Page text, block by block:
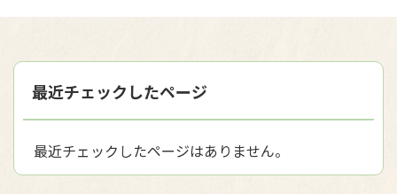
最近チェックしたページ
最近チェックしたページはありません。